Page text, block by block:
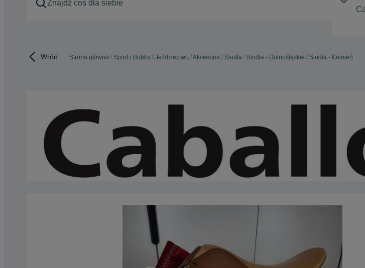
Wróć Strona główna Sport i Hobby Jeździectwo Akcesoria Siodła Siodła - Dolnośląskie Siodła - Kamień